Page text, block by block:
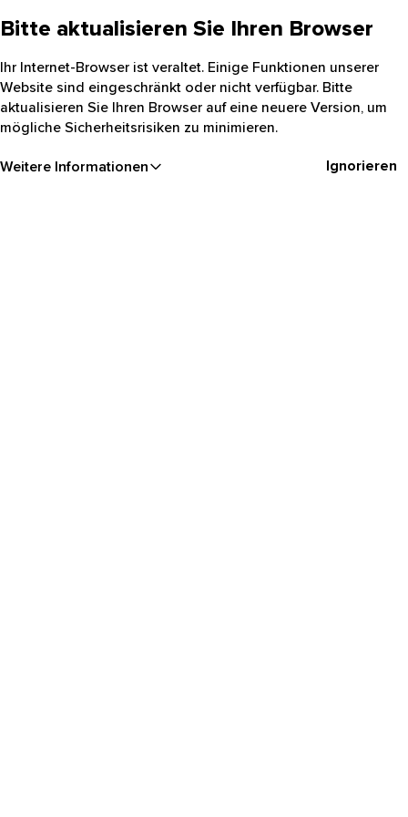
Bitte aktualisieren Sie Ihren Browser
Ihr Internet-Browser ist veraltet. Einige Funktionen unserer
Website sind eingeschränkt oder nicht verfügbar. Bitte
aktualisieren Sie Ihren Browser auf eine neuere Version, um
mögliche Sicherheitsrisiken zu minimieren.
Weitere Informationen Ignorieren